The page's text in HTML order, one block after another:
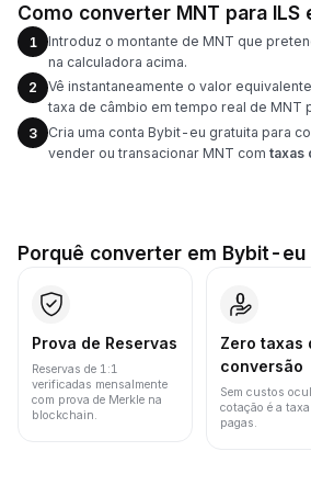
Como converter MNT para
1
Introduz o montante de MNT que
na calculadora acima.
2
Vê instantaneamente o valor
taxa de câmbio em tempo real de MNT
3
Cria uma conta Bybit-eu gratuita para
vender ou transacionar MNT com taxas
Porquê converter em Bybit-eu
Prova de Reservas
Reservas de 1:1
verificadas mensalmente
com prova de Merkle na
blockchain.
Zero taxas
conversão
Sem custos
cotação é a
pagas.